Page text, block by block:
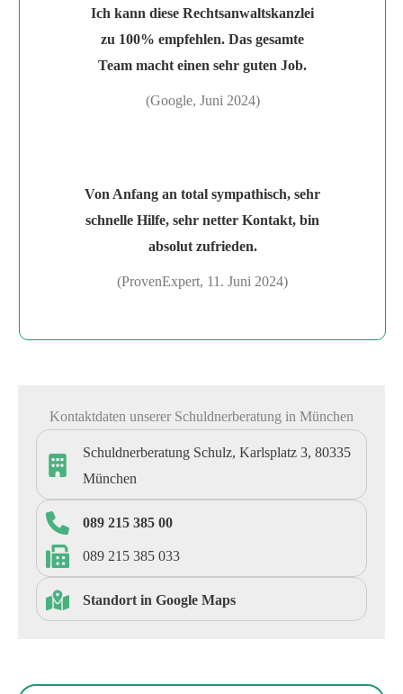
Ich kann diese Rechtsanwaltskanzlei
zu 100% empfehlen. Das gesamte
Team macht einen sehr guten Job.
(Google, Juni 2024)
Von Anfang an total sympathisch, sehr
schnelle Hilfe, sehr netter Kontakt, bin
absolut zufrieden.
(ProvenExpert, 11. Juni 2024)
Kontaktdaten unserer Schuldnerberatung in München
Schuldnerberatung Schulz, Karlsplatz 3, 80335
München
089 215 385 00
089 215 385 033
Standort in Google Maps